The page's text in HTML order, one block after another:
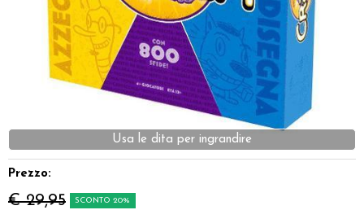
Accessori
Giocattoli e Gadget
Offerte del DragoneUsa le dita per ingrandire
Prezzo:
€ 29,95 SCONTO 20%